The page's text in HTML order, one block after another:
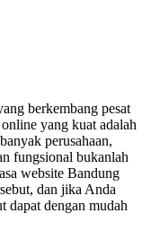
berkembang pesat
yang kuat adalah
perusahaan,
fungsional bukanlah
website Bandung
dan jika Anda
dapat dengan mudah